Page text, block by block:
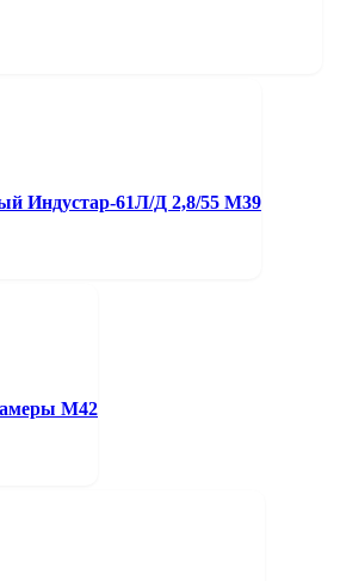
Индустар-61Л/Д 2,8/55 М39
М42